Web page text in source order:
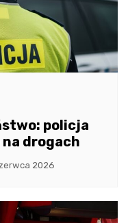
policja
drogach
2026